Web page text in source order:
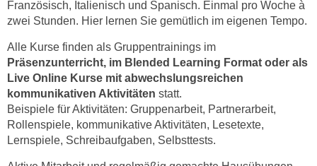
Französisch, Italienisch und Spanisch. Einmal pro Woche à
zwei Stunden. Hier lernen Sie gemütlich im eigenen Tempo.
Alle Kurse finden als Gruppentrainings im
Präsenzunterricht, im Blended Learning Format oder als
Live Online Kurse mit abwechslungsreichen
kommunikativen Aktivitäten statt.
Beispiele für Aktivitäten: Gruppenarbeit, Partnerarbeit,
Rollenspiele, kommunikative Aktivitäten, Lesetexte,
Lernspiele, Schreibaufgaben, Selbsttests.
g
i
n
d
.
W
e
e
,
w
e
l
c
h
e